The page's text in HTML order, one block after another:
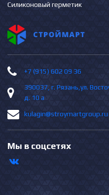
Силиконовый герметик
+7 (915) 602 09 36
390037, г. Рязань,ул.
д. 10 а
kulagin@stroymartgroup.ru
Мы в соцсетях